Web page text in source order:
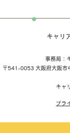
キャリ
事務局：
〒541-0053 大阪府大阪市
キャ
プラ